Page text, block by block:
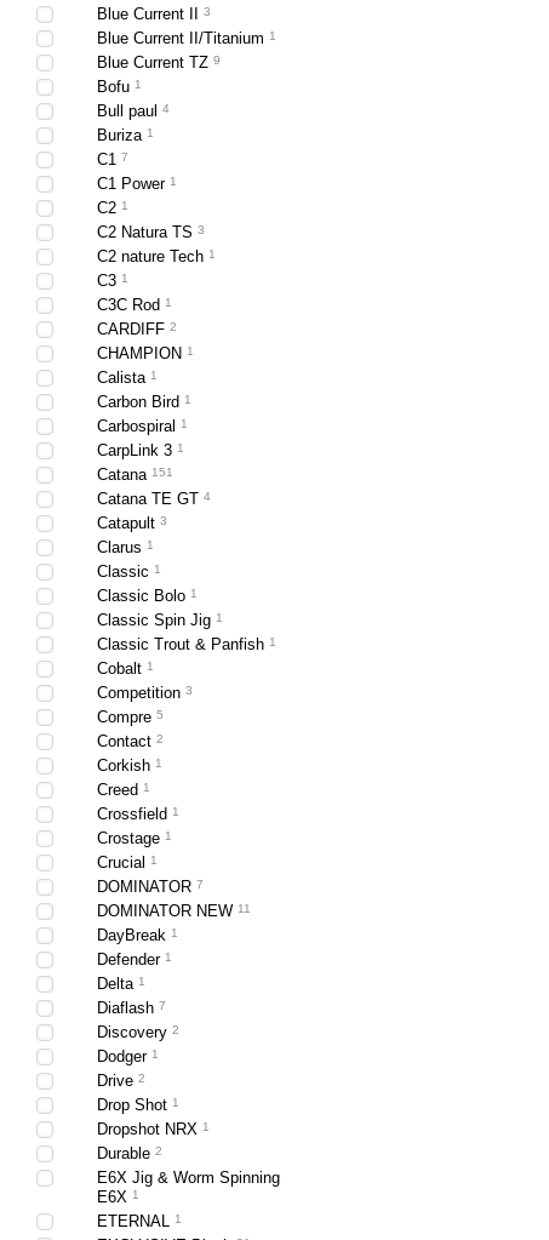
Blue Current II 3
Blue Current II/Titanium 1
Blue Current TZ 9
Bofu 1
Bull paul 4
Buriza 1
C1 7
C1 Power 1
C2 1
C2 Natura TS 3
C2 nature Tech 1
C3 1
C3C Rod 1
CARDIFF 2
CHAMPION 1
Calista 1
Carbon Bird 1
Carbospiral 1
CarpLink 3 1
Catana 151
Catana TE GT 4
Catapult 3
Clarus 1
Classic 1
Classic Bolo 1
Classic Spin Jig 1
Classic Trout & Panfish 1
Cobalt 1
Competition 3
Compre 5
Contact 2
Corkish 1
Creed 1
Crossfield 1
Crostage 1
Crucial 1
DOMINATOR 7
DOMINATOR NEW 11
DayBreak 1
Defender 1
Delta 1
Diaflash 7
Discovery 2
Dodger 1
Drive 2
Drop Shot 1
Dropshot NRX 1
Durable 2
E6X Jig & Worm Spinning
E6X 1
ETERNAL 1